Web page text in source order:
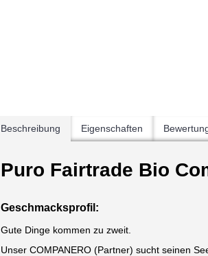
Beschreibung Eigenschaften
Puro Fairtrade Bio
Geschmacksprofil:
Gute Dinge kommen zu zweit.
Unser COMPANERO (Partner) sucht seinen